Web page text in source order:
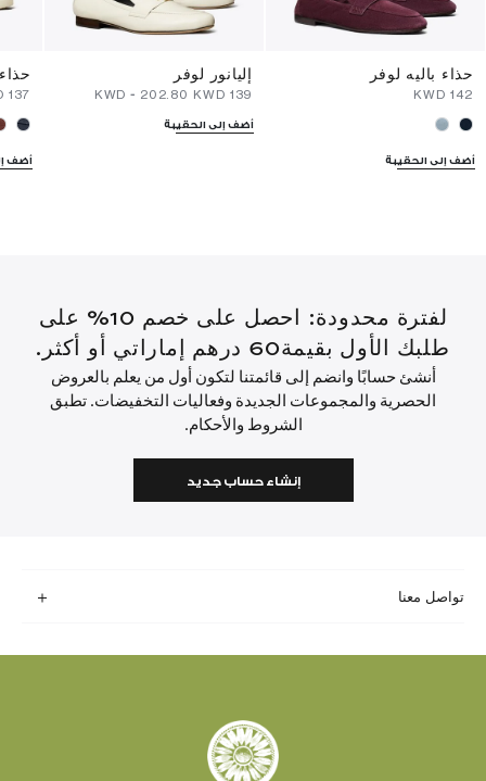
حذاء باليه لوفر
أضف إلى الحقيبة
إليانور لوفر
- ⁦202.80⁩ KWD
أضف إلى الحقيبة
أضف
لفترة محدودة: احصل على خصم 10% على
طلبك الأول بقيمة60 درهم إماراتي أو أكثر.
أنشئ حسابًا وانضم إلى قائمتنا لتكون أول من يعلم بالعروض
الحصرية والمجموعات الجديدة وفعاليات التخفيضات. تطبق
الشروط والأحكام.
إنشاء حساب جديد
تواصل معنا